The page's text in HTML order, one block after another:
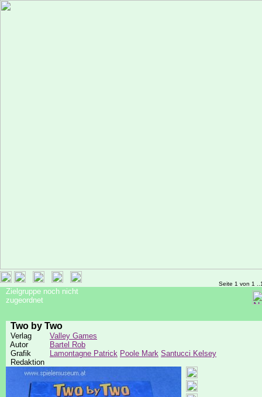
Seite 1 von 1
Zielgruppe noch nicht
zugeordnet
Two by Two
Verlag
Valley Games
Autor
Bartel Rob
Grafik
Lamontagne Patrick Poole Mark Santucci Kelsey
Redaktion